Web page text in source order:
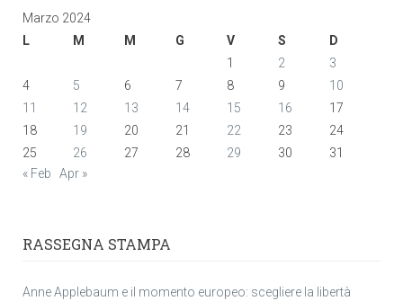
Marzo 2024
L
M M G V S
D
1
2
3
4
5 6 7 8 9
10
11
12 13 14 15 16
17
18
19 20 21 22 23
24
25
26 27 28 29 30
31
« Feb
Apr »
RASSEGNA STAMPA
Anne Applebaum e il momento europeo: scegliere la libertà